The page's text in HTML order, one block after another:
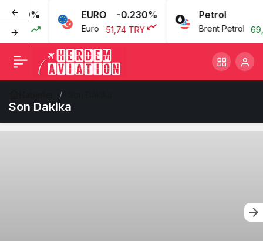
EURO -0.230%
Euro 51,74 TRY
Petrol
Brent Petrol 69,46
Son Dakika